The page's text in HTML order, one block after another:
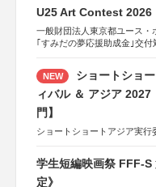
U25 Art Contest 2026
一般財団法人東京都ユース・
｢すみだの夢応援助成金｣交付
NEW
ショートショ
ィバル ＆ アジア
門】
ショートショートアジア実行
学生短編映画祭 FFF-S
定》